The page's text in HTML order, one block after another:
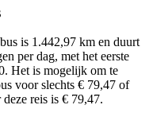
is 1.442,97 km en duurt
per dag, met het eerste
Het is mogelijk om te
voor slechts € 79,47 of
reis is € 79,47.